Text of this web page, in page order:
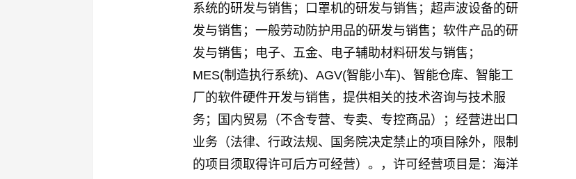
系统的研发与销售；口罩机的研发与销售；超声波设备的研
发与销售；一般劳动防护用品的研发与销售；软件产品的研
发与销售；电子、五金、电子辅助材料研发与销售；
MES(制造执行系统)、AGV(智能小车)、智能仓库、智能工
厂的软件硬件开发与销售，提供相关的技术咨询与技术服
务；国内贸易（不含专营、专卖、专控商品）；经营进出口
业务（法律、行政法规、国务院决定禁止的项目除外，限制
的项目须取得许可后方可经营）。，许可经营项目是：海洋